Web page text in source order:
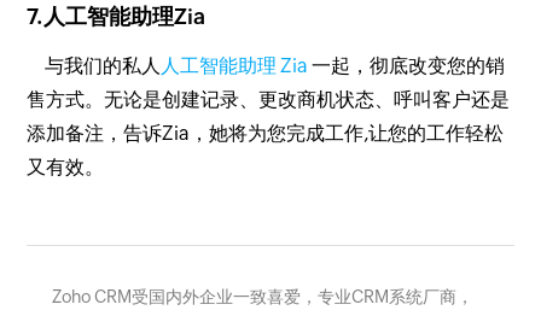
7.人工智能助理Zia
与我们的私人 人工智能助理 Zia 一起，彻底改变您的销
售方式。无论是创建记录、更改商机状态、呼叫客户还是
添加备注，告诉Zia，她将为您完成工作,让您的工作轻松
又有效。
Zoho CRM受国内外企业一致喜爱，专业CRM系统厂商，